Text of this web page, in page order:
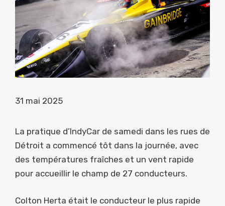
31 mai 2025
La pratique d’IndyCar de samedi dans les rues de
Détroit a commencé tôt dans la journée, avec
des températures fraîches et un vent rapide
pour accueillir le champ de 27 conducteurs.
Colton Herta était le conducteur le plus rapide